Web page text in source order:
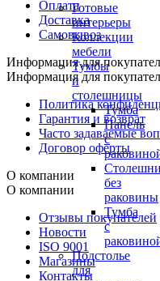
Готовые
интерьеры
Коллекции
мебели
Тумбы
и
столешницы
Тумба
Панель
с
без
раковины
Тумба
с
Подстолье
для
Оплата
Доставка
Самовывоз
Информация для
Информация для
Политика
Гарантия и возврат
Часто задаваемые
Договор оферты
О компании
О компании
Отзывы покупателей
Новости
ISO 9001
Магазины
Контакты